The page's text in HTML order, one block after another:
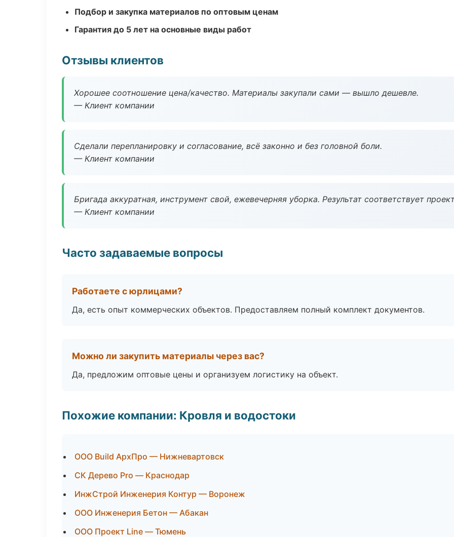
Подбор и закупка материалов по оптовым ценам
Гарантия до 5 лет на основные виды работ
Отзывы клиентов
Хорошее соотношение цена/качество. Материалы закупали сами — вышло дешевле.
— Клиент компании
Сделали перепланировку и согласование, всё законно и без головной боли.
— Клиент компании
Бригада аккуратная, инструмент свой, ежевечерняя уборка. Результат соответствует
— Клиент компании
Часто задаваемые вопросы
Работаете с юрлицами?
Да, есть опыт коммерческих объектов. Предоставляем полный комплект документов.
Можно ли закупить материалы через вас?
Да, предложим оптовые цены и организуем логистику на объект.
Похожие компании: Кровля и водостоки
ООО Build АрхПро — Нижневартовск
СК Дерево Pro — Краснодар
ИнжСтрой Инженерия Контур — Воронеж
ООО Инженерия Бетон — Абакан
ООО Проект Line — Тюмень